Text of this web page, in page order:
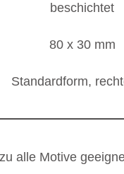
beschichtet
80 x 30 mm
Standardform,
alle Motive